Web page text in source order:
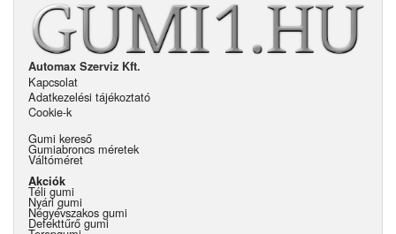
Automax Szerviz Kft.
Kapcsolat
Adatkezelési tájékoztató
Cookie-k
Gumi kereső
Gumiabroncs méretek
Váltóméret
Akciók
Téli gumi
Nyári gumi
Négyévszakos gumi
Defekttűrő gumi